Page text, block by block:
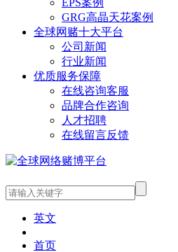
GRG高晶天花案例
全球网赌十大平台
公司新闻
行业新闻
优质服务保障
在线咨询客服
品牌合作咨询
人才招聘
在线留言反馈
英文
首页